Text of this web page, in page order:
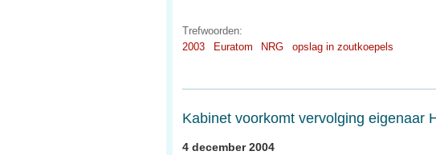
Trefwoorden:
2003
Euratom NRG opslag in zoutkoepels
Kabinet voorkomt vervolging eigenaar
4 december 2004